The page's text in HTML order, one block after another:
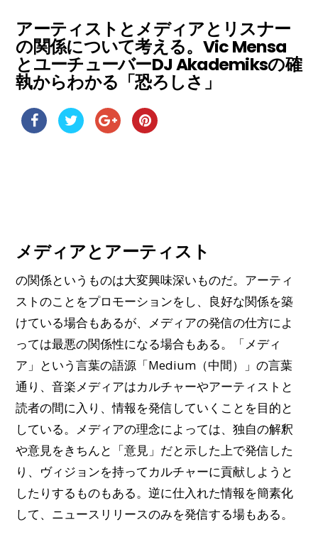
アーティストとメディアとリスナー
の関係について考える。Vic Mensa
とユーチューバーDJ Akademiksの確
執からわかる「恐ろしさ」
メディアとアーティスト
の関係というものは大変興味深いものだ。アーティ
ストのことをプロモーションをし、良好な関係を築
けている場合もあるが、メディアの発信の仕方によ
っては最悪の関係性になる場合もある。「メディ
ア」という言葉の語源「Medium（中間）」の言葉
通り、音楽メディアはカルチャーやアーティストと
読者の間に入り、情報を発信していくことを目的と
している。メディアの理念によっては、独自の解釈
や意見をきちんと「意見」だと示した上で発信した
り、ヴィジョンを持ってカルチャーに貢献しようと
したりするものもある。逆に仕入れた情報を簡素化
して、ニュースリリースのみを発信する場もある。